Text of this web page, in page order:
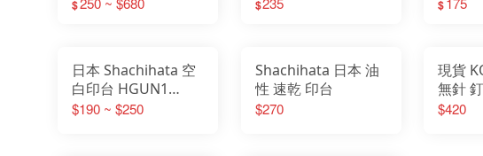
$ $ $
日本 Shachihata 空
白印台 HGUN1
HGUN2 HGUN3 DIY
$190 ~ $250
Shachihata 日本 油
性 速乾 印台
$270
現貨
無針
$420